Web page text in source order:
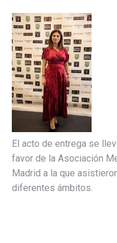
El acto de entrega se
favor de la Asociación
Madrid a la que
diferentes ámbitos.